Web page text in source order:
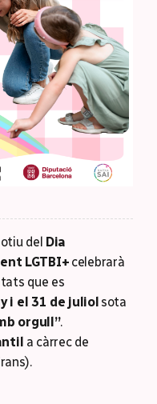
del Dia
LGTBI+ celebrarà
que es
i el 31 de juliol sota
orgull”.
a càrrec de